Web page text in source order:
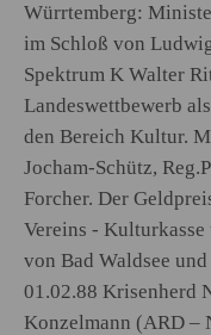
Würrtemberg:
im Schloß von
Spektrum K Walter
Landeswettbewerb
den Bereich Kultur.
Jocham-Schütz,
Forcher. Der
Vereins -
von Bad Waldsee
01.02.88 Krisenherd
Konzelmann (ARD –